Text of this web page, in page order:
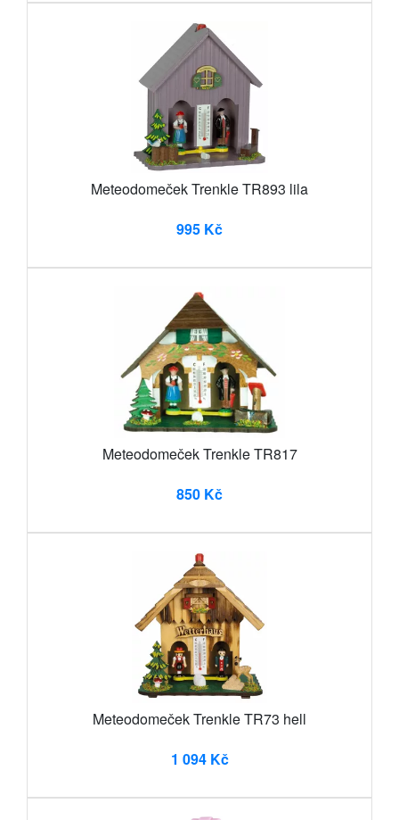
Meteodomeček Trenkle TR893 lila
995 Kč
Meteodomeček Trenkle TR817
850 Kč
Meteodomeček Trenkle TR73 hell
1 094 Kč